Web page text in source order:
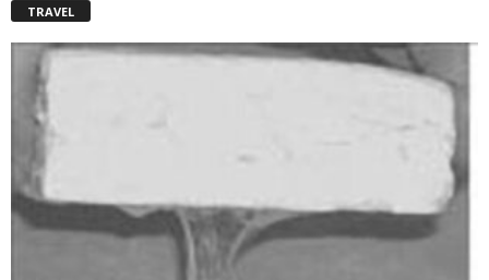
TRAVEL